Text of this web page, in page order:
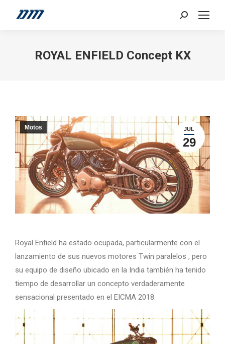
Search:
ROYAL ENFIELD Concept KX
JUL
29
Motos
Royal Enfield ha estado ocupada, particularmente con el
lanzamiento de sus nuevos motores Twin paralelos , pero
su equipo de diseño ubicado en la India también ha tenido
tiempo de desarrollar un concepto verdaderamente
sensacional presentado en el EICMA 2018.